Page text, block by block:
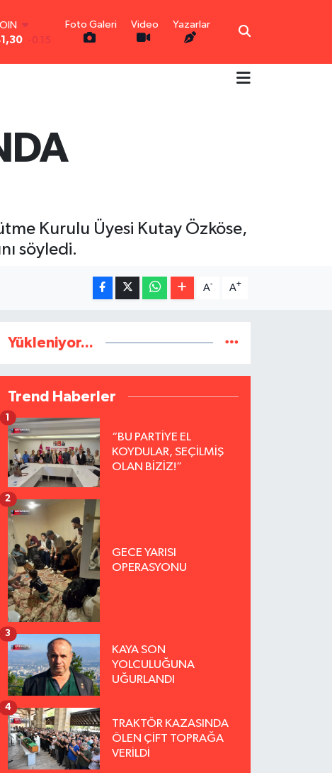
-0.15
0
Foto Galeri Video Yazarlar
Kurulu Üyesi Kutay Özköse,
söyledi.
A- A+
Yükleniyor...
Trend Haberler
“BU PARTİYE EL
KOYDULAR, SEÇİLMİŞ
OLAN BİZİZ!”
1
GECE YARISI
OPERASYONU
2
KAYA SON
YOLCULUĞUNA
UĞURLANDI
3
TRAKTÖR KAZASINDA
ÖLEN ÇİFT TOPRAĞA
VERİLDİ
4